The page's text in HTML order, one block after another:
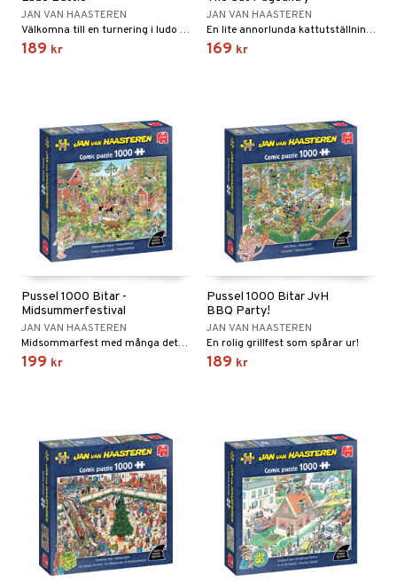
JAN VAN HAASTEREN
Välkomna till en turnering i ludo med massor av detaljer!
189 kr
JAN VAN HAASTEREN
En lite annorlunda kattutställning med speciella katter.
169 kr
Pussel 1000 Bitar -
Midsummerfestival
JAN VAN HAASTEREN
Midsommarfest med många detaljer!
199 kr
Pussel 1000 Bitar JvH
BBQ Party!
JAN VAN HAASTEREN
En rolig grillfest som spårar ur!
189 kr